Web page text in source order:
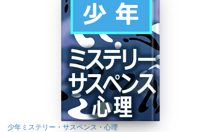
少年ミステリー・サスペンス・心理